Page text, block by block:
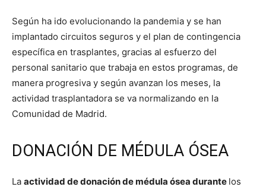
Según ha ido evolucionando la pandemia y se han
implantado circuitos seguros y el plan de contingencia
específica en trasplantes, gracias al esfuerzo del
personal sanitario que trabaja en estos programas, de
manera progresiva y según avanzan los meses, la
actividad trasplantadora se va normalizando en la
Comunidad de Madrid.
DONACIÓN DE MÉDULA ÓSEA
La actividad de donación de médula ósea durante los